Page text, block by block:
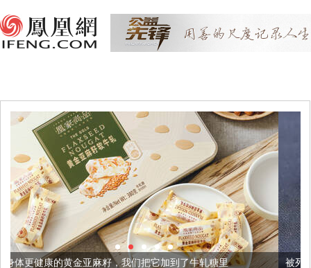
籽，我们把它加到了牛轧糖里 被列入佛家七宝的它到底有